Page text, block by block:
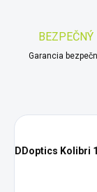
Garancia
DDoptics Kolibri